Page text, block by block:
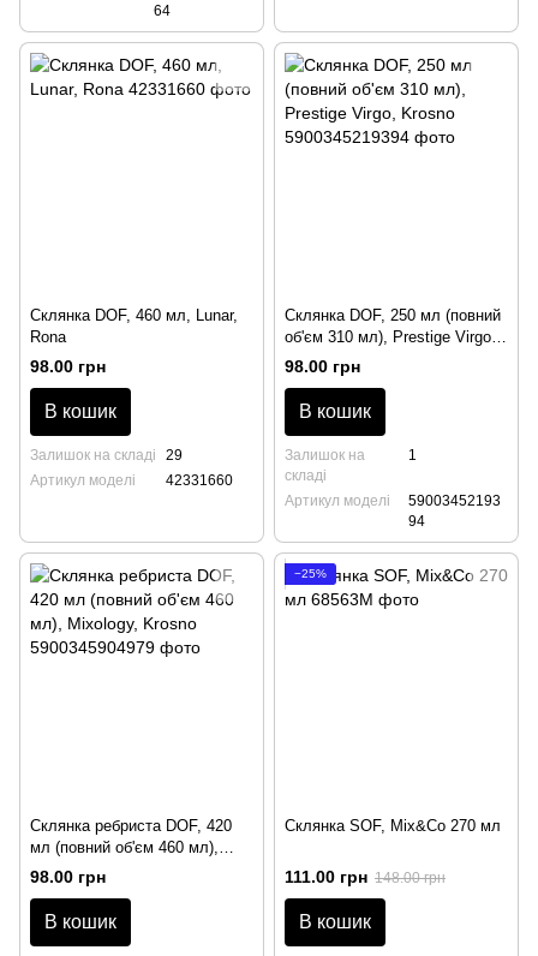
64
Склянка DOF, 460 мл, Lunar,
Rona
98.00 грн
В кошик
Залишок на складі
29
Артикул моделі
42331660
Склянка DOF, 250 мл (повний
об'єм 310 мл), Prestige Virgo,
Krosno
98.00 грн
В кошик
Залишок на
складі
1
Артикул моделі
59003452193
94
Склянка ребриста DOF, 420
мл (повний об'єм 460 мл),
Mixology, Krosno
98.00 грн
В кошик
−25%
Склянка SOF, Mix&Co 270 мл
111.00 грн 148.00 грн
В кошик